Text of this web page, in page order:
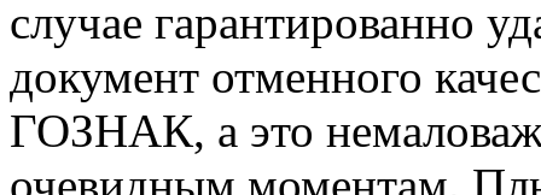
случае гарантированно
документ отменного
ГОЗНАК, а это
очевидным моментам.